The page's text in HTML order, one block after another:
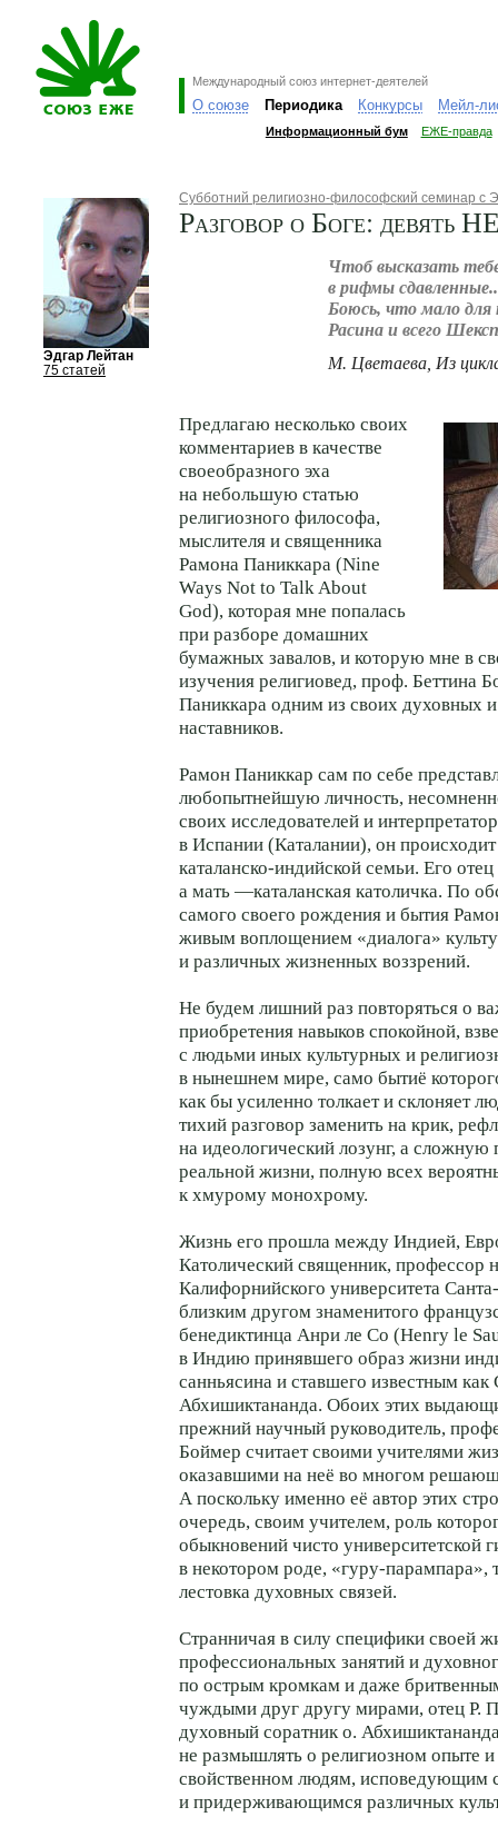
Международный союз интернет-деятелей
О союзе Периодика Конкурсы Мейл-
Информационный бум ЕЖЕ-правда
Эдгар Лейтан
75 статей
Субботний религиозно-философский семинар с
Разговор о Боге: девять
Чтоб высказать
в рифмы
Боюсь, что мало для
Расина и всего
М. Цветаева, Из
Предлагаю несколько своих
комментариев в качестве
своеобразного эха
на небольшую статью
религиозного философа,
мыслителя и священника
Рамона Паниккара (Nine
Ways Not to Talk About
God), которая мне попалась
при разборе домашних
бумажных завалов, и которую мне в
изучения религиовед, проф. Беттина
Паниккара одним из своих духовных
наставников.
Рамон Паниккар сам по себе
любопытнейшую личность,
своих исследователей и
в Испании (Каталании), он
каталанско-индийской семьи. Его
а мать —каталанская католичка. По
самого своего рождения и бытия
живым воплощением «диалога»
и различных жизненных воззрений.
Не будем лишний раз повторяться о
приобретения навыков спокойной,
с людьми иных культурных и
в нынешнем мире, само бытиё
как бы усиленно толкает и склоняет
тихий разговор заменить на крик,
на идеологический лозунг, а сложную
реальной жизни, полную всех
к хмурому монохрому.
Жизнь его прошла между Индией,
Католический священник, профессор
Калифорнийского университета
близким другом знаменитого
бенедиктинца Анри ле Со (Henry le
в Индию принявшего образ жизни
санньясина и ставшего известным как
Абхишиктананда. Обоих этих
прежний научный руководитель,
Боймер считает своими учителями
оказавшими на неё во многом
А поскольку именно её автор этих
очередь, своим учителем, роль
обыкновений чисто университетской
в некотором роде, «гуру-парампара»,
лестовка духовных связей.
Странничая в силу специфики своей
профессиональных занятий и
по острым кромкам и даже
чуждыми друг другу мирами, отец P.
духовный соратник o.
не размышлять о религиозном опыте и
свойственном людям, исповедующим
и придерживающимся различных